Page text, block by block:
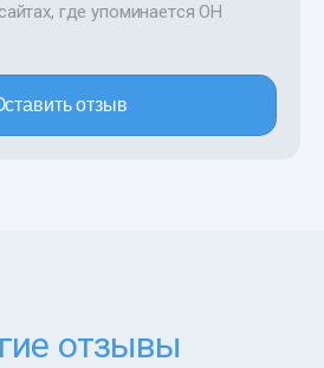
где упоминается ОН
отзыв
отзывы